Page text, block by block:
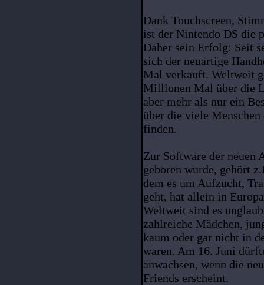
Dank Touchscreen,
ist der Nintendo DS die
Daher sein Erfolg: Seit
sich der neuartige
Mal verkauft. Weltweit
Millionen Mal über die
aber mehr als nur ein
über die viele
finden.
Zur Software der neuen
geboren wurde, gehört
dem es um Aufzucht,
geht, hat allein in
Weltweit sind es
zahlreiche Mädchen,
kaum oder gar nicht in
waren. Am 16. Juni
anwachsen, wenn die
Friends erscheint.